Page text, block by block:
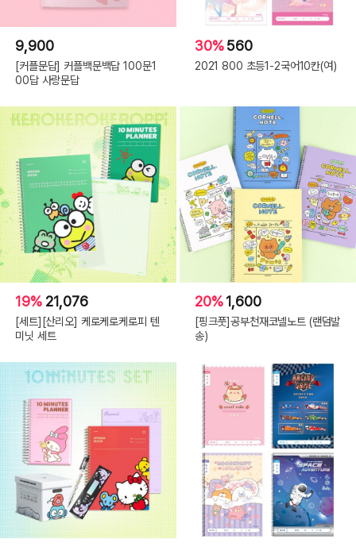
9,900
[커플문답] 커플백문백답 100문1
00답 사랑문답
30%560
2021 800 초등1-2국어10칸(여)
19% 21,076
[세트][산리오] 케로케로케로피 텐
미닛 세트
20%1,600
[핑크풋]공부천재코넬노트 (랜덤발
송)